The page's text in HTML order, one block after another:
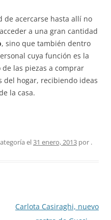
de acercarse hasta allí no
a una gran cantidad
, sino que también dentro
cuya función es la
las piezas a comprar
del hogar, recibiendo ideas
la casa.
el31 enero, 2013 por .
Carlota Casiraghi, nuevo